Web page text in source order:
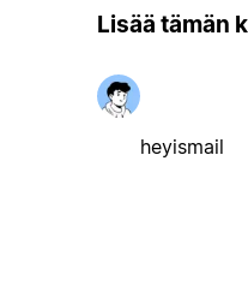
Lisää tämän
heyismail